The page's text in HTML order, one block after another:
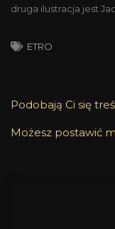
druga ilustracja jest
ETRO
Podobają Ci się
Możesz postawić